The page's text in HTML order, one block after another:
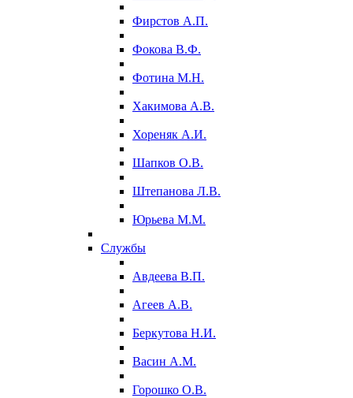
Фирстов А.П.
Фокова В.Ф.
Фотина М.Н.
Хакимова А.В.
Хореняк А.И.
Шапков О.В.
Штепанова Л.В.
Юрьева М.М.
Службы
Авдеева В.П.
Агеев А.В.
Беркутова Н.И.
Васин А.М.
Горошко О.В.